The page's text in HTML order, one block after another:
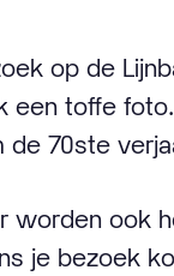
op de
een toffe
70ste
worden ook
je bezoek